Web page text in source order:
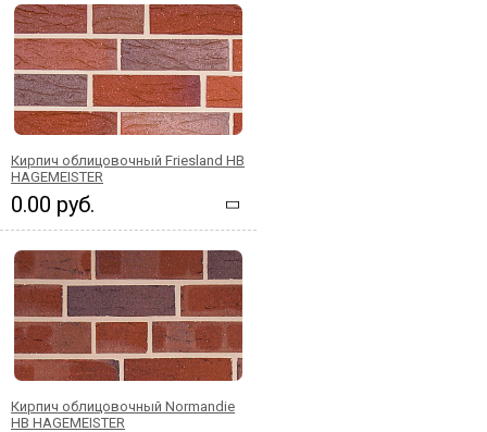
Кирпич облицовочный Friesland HB
HAGEMEISTER
0.00 руб.
Кирпич облицовочный Normandie
HB HAGEMEISTER